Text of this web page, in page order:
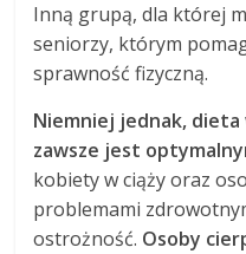
Inną grupą, dla której
seniorzy, którym
sprawność fizyczną.
Niemniej jednak, dieta
zawsze jest
kobiety w ciąży oraz
problemami
ostrożność. Osoby